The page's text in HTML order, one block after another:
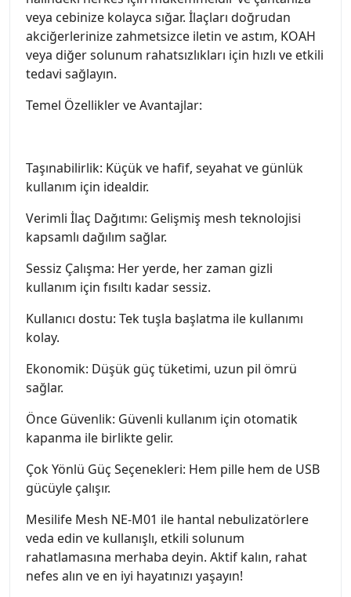
veya cebinize kolayca sığar. İlaçları doğrudan
akciğerlerinize zahmetsizce iletin ve astım, KOAH
veya diğer solunum rahatsızlıkları için hızlı ve etkili
tedavi sağlayın.
Temel Özellikler ve Avantajlar:
Taşınabilirlik: Küçük ve hafif, seyahat ve günlük
kullanım için idealdir.
Verimli İlaç Dağıtımı: Gelişmiş mesh teknolojisi
kapsamlı dağılım sağlar.
Sessiz Çalışma: Her yerde, her zaman gizli
kullanım için fısıltı kadar sessiz.
Kullanıcı dostu: Tek tuşla başlatma ile kullanımı
kolay.
Ekonomik: Düşük güç tüketimi, uzun pil ömrü
sağlar.
Önce Güvenlik: Güvenli kullanım için otomatik
kapanma ile birlikte gelir.
Çok Yönlü Güç Seçenekleri: Hem pille hem de USB
gücüyle çalışır.
Mesilife Mesh NE-M01 ile hantal nebulizatörlere
veda edin ve kullanışlı, etkili solunum
rahatlamasına merhaba deyin. Aktif kalın, rahat
nefes alın ve en iyi hayatınızı yaşayın!